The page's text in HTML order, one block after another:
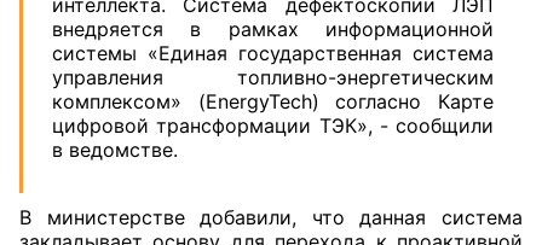
интеллекта. Система дефектоскопии ЛЭП
внедряется в рамках информационной
системы «Единая государственная система
управления топливно-энергетическим
комплексом» (EnergyTech) согласно Карте
цифровой трансформации ТЭК», - сообщили
в ведомстве.
В министерстве добавили, что данная система